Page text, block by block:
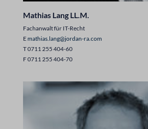
Mathias Lang LL.M.
Fachanwalt für IT-Recht
Emathias.lang@jordan-ra.com
T 0711 255 404-60
F 0711 255 404-70